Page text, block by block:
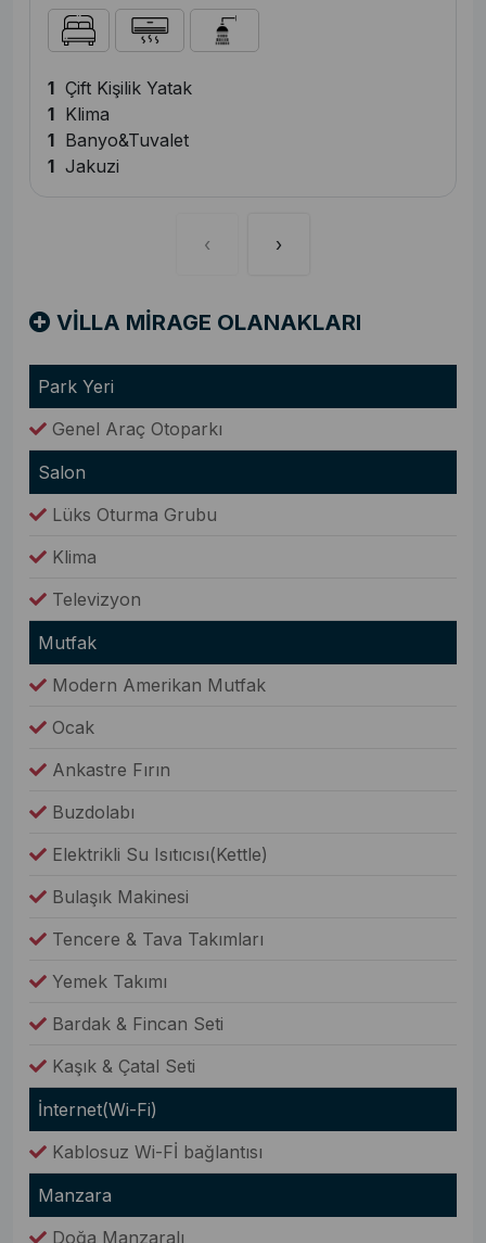
1 Çift Kişilik Yatak
1 Klima
1 Banyo&Tuvalet
1 Jakuzi
‹ ›
VİLLA MİRAGE OLANAKLARI
Park Yeri
Genel Araç Otoparkı
Salon
Lüks Oturma Grubu
Klima
Televizyon
Mutfak
Modern Amerikan Mutfak
Ocak
Ankastre Fırın
Buzdolabı
Elektrikli Su Isıtıcısı(Kettle)
Bulaşık Makinesi
Tencere & Tava Takımları
Yemek Takımı
Bardak & Fincan Seti
Kaşık & Çatal Seti
İnternet(Wi-Fi)
Kablosuz Wi-Fİ bağlantısı
Manzara
Doğa Manzaralı